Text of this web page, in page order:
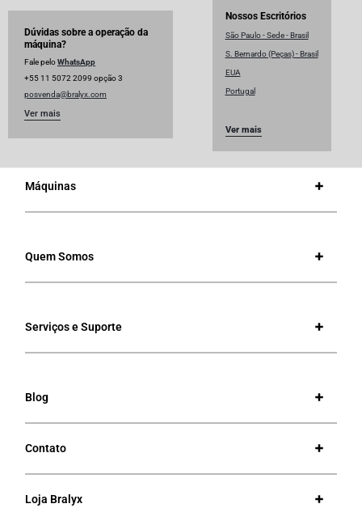
Dúvidas sobre a operação da
máquina?
Fale peloWhatsApp
+55 11 5072 2099 opção 3
posvenda@bralyx.com
Ver mais
Nossos Escritórios
São Paulo - Sede - Brasil
S. Bernardo (Peças) - Brasil
EUA
Portugal
Ver mais
Máquinas
Quem Somos
Serviços e Suporte
Blog
Contato
Loja Bralyx